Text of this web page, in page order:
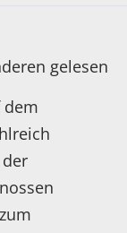
gelesen
dem